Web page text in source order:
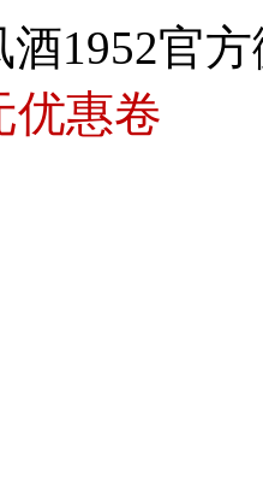
1952官
优惠卷